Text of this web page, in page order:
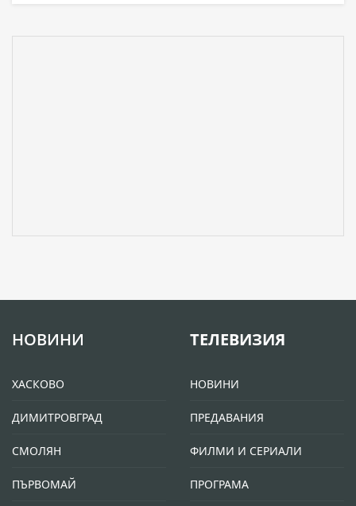
НОВИНИ
ХАСКОВО
ДИМИТРОВГРАД
СМОЛЯН
ПЪРВОМАЙ
ТЕЛЕВИЗИЯ
НОВИНИ
ПРЕДАВАНИЯ
ФИЛМИ И СЕРИАЛИ
ПРОГРАМА